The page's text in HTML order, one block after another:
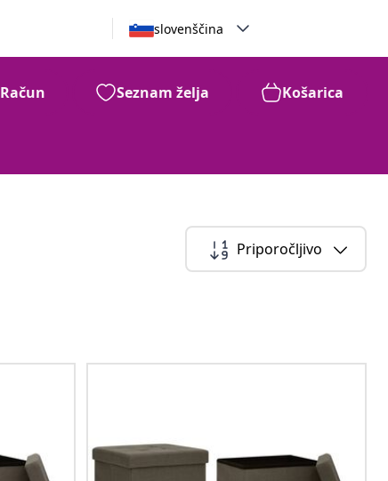
slovenščina
Račun Seznam želja Košarica
Priporočljivo